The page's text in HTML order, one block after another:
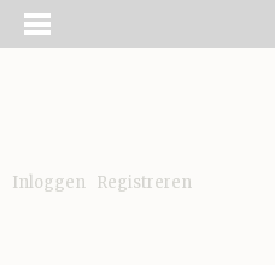
Inloggen Registreren